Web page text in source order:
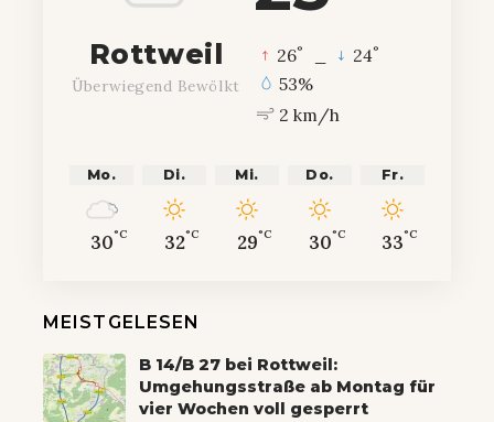
Rottweil
Überwiegend Bewölkt
26° 24°
53%
2 km/h
Mo.
30°C
Di.
32°C
Mi.
29°C
Do.
30°C
Fr.
33°C
MEISTGELESEN
B 14/B 27 bei Rottweil:
Umgehungsstraße ab Montag für
vier Wochen voll gesperrt